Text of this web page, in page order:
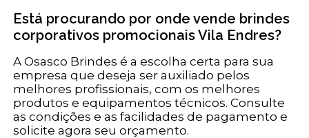
Está procurando por onde vende brindes
corporativos promocionais Vila Endres?
A Osasco Brindes é a escolha certa para sua
empresa que deseja ser auxiliado pelos
melhores profissionais, com os melhores
produtos e equipamentos técnicos. Consulte
as condições e as facilidades de pagamento e
solicite agora seu orçamento.